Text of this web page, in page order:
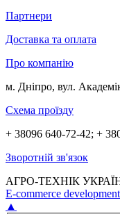
Партнери
Доставка та оплата
Про компанію
м. Дніпро, вул.
Схема проїзду
+ 38096 640-72-42; +
Зворотній зв'язок
АГРО-ТЕХНІК
E-commerce development
▲